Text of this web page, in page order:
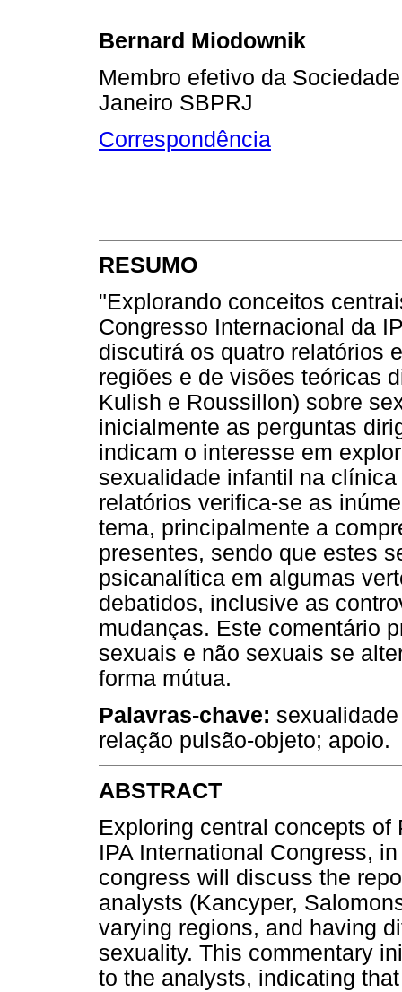
Bernard Miodownik
Membro efetivo da
Janeiro SBPRJ
Correspondência
RESUMO
"Explorando conceitos
Congresso Internacional da
discutirá os quatro relatórios
regiões e de visões teóricas
Kulish e Roussillon) sobre
inicialmente as perguntas
indicam o interesse em
sexualidade infantil na
relatórios verifica-se as
tema, principalmente a
presentes, sendo que estes
psicanalítica em algumas
debatidos, inclusive as
mudanças. Este comentário
sexuais e não sexuais se
forma mútua.
Palavras-chave:
relação pulsão-objeto; apoio.
ABSTRACT
Exploring central concepts
IPA International Congress,
congress will discuss the
analysts (Kancyper,
varying regions, and having
sexuality. This commentary
to the analysts, indicating